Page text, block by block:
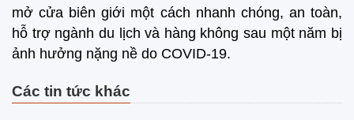
mở cửa biên giới một cách nhanh chóng, an toàn,
hỗ trợ ngành du lịch và hàng không sau một năm bị
ảnh hưởng nặng nề do COVID-19.
Các tin tức khác